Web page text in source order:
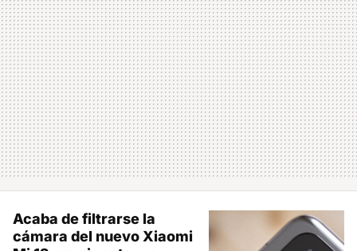
Acaba de filtrarse la
cámara del nuevo Xiaomi